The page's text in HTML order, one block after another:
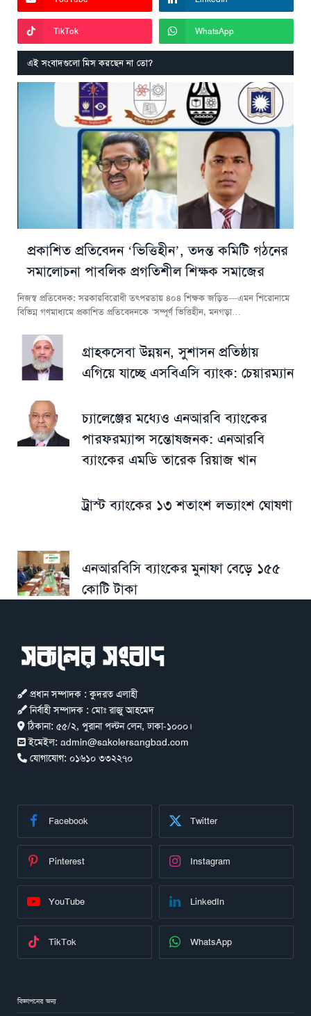
TikTok WhatsApp
এই সংবাদগুলো মিস করছেন না তো?
প্রকাশিত প্রতিবেদন ‘ভিত্তিহীন’, তদন্ত কমিটি গঠনের
সমালোচনা পাবলিক প্রগতিশীল শিক্ষক সমাজের
নিজস্ব প্রতিবেদক: সরকারবিরোধী তৎপরতায় ৪০৪ শিক্ষক জড়িত—এমন শিরোনামে
বিভিন্ন গণমাধ্যমে প্রকাশিত প্রতিবেদনকে ‘সম্পূর্ণ ভিত্তিহীন, মনগড়া…
গ্রাহকসেবা উন্নয়ন, সুশাসন প্রতিষ্ঠায়
এগিয়ে যাচ্ছে এসবিএসি ব্যাংক: চেয়ারম্যান
চ্যালেঞ্জের মধ্যেও এনআরবি ব্যাংকের
পারফরম্যান্স সন্তোষজনক: এনআরবি
ব্যাংকের এমডি তারেক রিয়াজ খান
ট্রাস্ট ব্যাংকের ১৩ শতাংশ লভ্যাংশ ঘোষণা
এনআরবিসি ব্যাংকের মুনাফা বেড়ে ১৫৫
কোটি টাকা
প্রধান সম্পাদক : কুদরত এলাহী
নির্বাহী সম্পাদক : মোঃ রাজু আহমেদ
ঠিকানা: ৫৫/২, পুরানা পল্টন লেন, ঢাকা-১০০০।
ইমেইল: admin@sakolersangbad.com
যোগাযোগ: ০১৬১০ ৩৩২২৭০
Facebook Twitter
Pinterest Instagram
YouTube LinkedIn
TikTok WhatsApp
বিজ্ঞাপনের জন্য